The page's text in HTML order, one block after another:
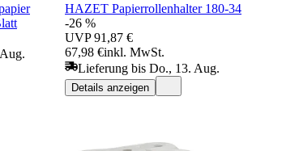
HAZET Papierrollenhalter 180-34
-26 %
UVP 91,87 €
67,98 €inkl. MwSt.
Lieferung bis Do., 13. Aug.
Details anzeigen